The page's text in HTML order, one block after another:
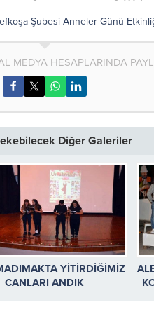
Şubesi Anneler Günü
MEDYA HESAPLARINDA
Diğer Galeriler
YİTİRDİĞİMİZ
CANLARI ANDIK